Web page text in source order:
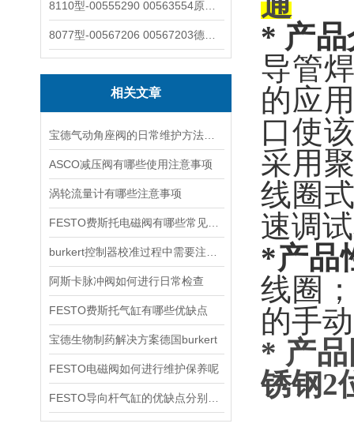
相关文章
ASCO减压阀有哪些使用注意事项
涡轮流量计有哪些注意事项
阿斯卡脉冲阀如何进行日常检查
FESTO费斯托气缸有哪些优缺点
宝德生物制药解决方案德国burkert
FESTO电磁阀如何进行维护保养呢
* 产品
导管
的应
口使
采用
线圈
速调
*产品
线圈
的手
* 产
锈钢2